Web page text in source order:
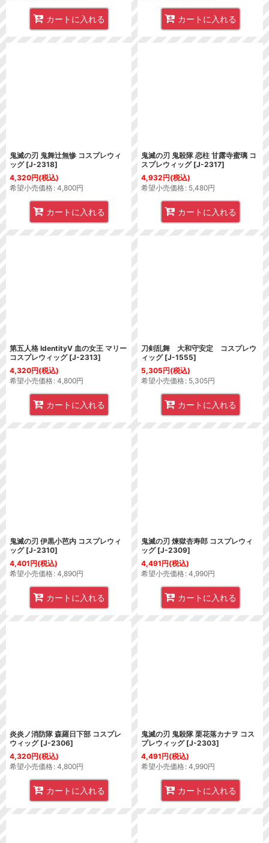
カートに入れる カートに入れる
鬼滅の刃 鬼舞辻無惨 コスプレウィ
ッグ [J-2318]
4,320円(税込)
希望小売価格: 4,800円
カートに入れる
鬼滅の刃 鬼殺隊 恋柱 甘露寺蜜璃 コ
スプレウィッグ [J-2317]
4,932円(税込)
希望小売価格: 5,480円
カートに入れる
第五人格 IdentityV 血の女王 マリー
コスプレウィッグ [J-2313]
4,320円(税込)
希望小売価格: 4,800円
カートに入れる
刀剣乱舞 大和守安定 コスプレウ
ィッグ [J-1555]
5,305円(税込)
希望小売価格: 5,305円
カートに入れる
鬼滅の刃 伊黒小芭内 コスプレウィ
ッグ [J-2310]
4,401円(税込)
希望小売価格: 4,890円
カートに入れる
鬼滅の刃 煉獄杏寿郎 コスプレウィ
ッグ [J-2309]
4,491円(税込)
希望小売価格: 4,990円
カートに入れる
炎炎ノ消防隊 森羅日下部 コスプレ
ウィッグ [J-2306]
4,320円(税込)
希望小売価格: 4,800円
カートに入れる
鬼滅の刃 鬼殺隊 栗花落カナヲ コス
プレウィッグ [J-2303]
4,491円(税込)
希望小売価格: 4,990円
カートに入れる